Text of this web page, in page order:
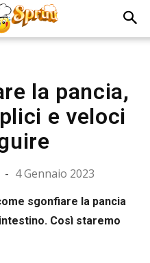
la pancia,
e veloci
- 4 Gennaio 2023
sgonfiare la pancia
Così staremo